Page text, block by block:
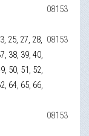
08153
25, 27, 28,
38, 39, 40,
50, 51, 52,
64, 65, 66,
08153
08153